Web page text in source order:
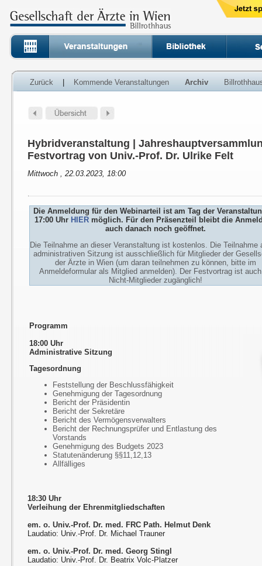
Zurück Kommende Veranstaltungen Archiv
Hybridveranstaltung |
Festvortrag von Univ.-Prof. Dr. Ulrike Felt
Mittwoch , 22.03.2023, 18:00
Die Anmeldung für den Webinarteil ist am Tag der
17:00 Uhr HIER möglich. Für den Präsenzteil bleibt die
auch danach noch geöffnet.
Die Teilnahme an dieser Veranstaltung ist kostenlos. Die Teilnahme
administrativen Sitzung ist ausschließlich für Mitglieder der
der Ärzte in Wien (um daran teilnehmen zu können, bitte im
Anmeldeformular als Mitglied anmelden). Der Festvortrag ist
Nicht-Mitglieder zugänglich!
Programm
18:00 Uhr
Administrative Sitzung
Tagesordnung
Feststellung der Beschlussfähigkeit
Genehmigung der Tagesordnung
Bericht der Präsidentin
Bericht der Sekretäre
Bericht des Vermögensverwalters
Bericht der Rechnungsprüfer und Entlastung des
Vorstands
Genehmigung des Budgets 2023
Statutenänderung §§11,12,13
Allfälliges
18:30 Uhr
Verleihung der Ehrenmitgliedschaften
em. o. Univ.-Prof. Dr. med. FRC Path. Helmut Denk
Laudatio: Univ.-Prof. Dr. Michael Trauner
em. o. Univ.-Prof. Dr. med. Georg Stingl
Laudatio: Univ.-Prof. Dr. Beatrix Volc-Platzer